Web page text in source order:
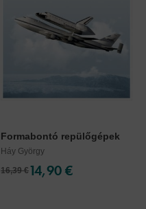
Formabontó repülőgépek
Háy György
16,39 €14,90 €